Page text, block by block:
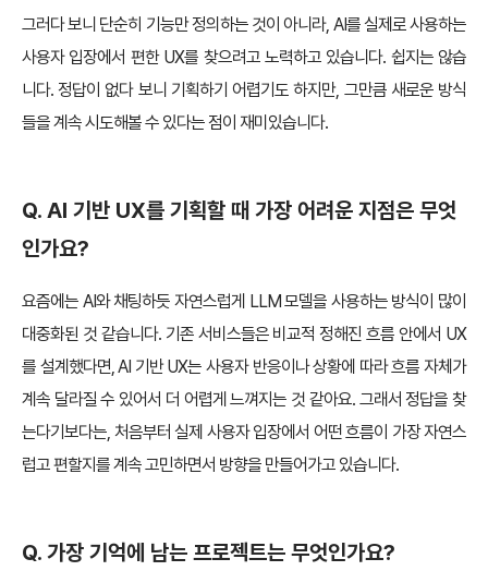
그러다 보니 단순히 기능만 정의하는 것이 아니라, AI를 실제로 사용하는
사용자 입장에서 편한 UX를 찾으려고 노력하고 있습니다. 쉽지는 않습
니다. 정답이 없다 보니 기획하기 어렵기도 하지만, 그만큼 새로운 방식
들을 계속 시도해볼 수 있다는 점이 재미있습니다.
Q. AI 기반 UX를 기획할 때 가장 어려운 지점은 무엇
인가요?
요즘에는 AI와 채팅하듯 자연스럽게 LLM 모델을 사용하는 방식이 많이
대중화된 것 같습니다. 기존 서비스들은 비교적 정해진 흐름 안에서 UX
를 설계했다면, AI 기반 UX는 사용자 반응이나 상황에 따라 흐름 자체가
계속 달라질 수 있어서 더 어렵게 느껴지는 것 같아요. 그래서 정답을 찾
는다기보다는, 처음부터 실제 사용자 입장에서 어떤 흐름이 가장 자연스
럽고 편할지를 계속 고민하면서 방향을 만들어가고 있습니다.
Q. 가장 기억에 남는 프로젝트는 무엇인가요?